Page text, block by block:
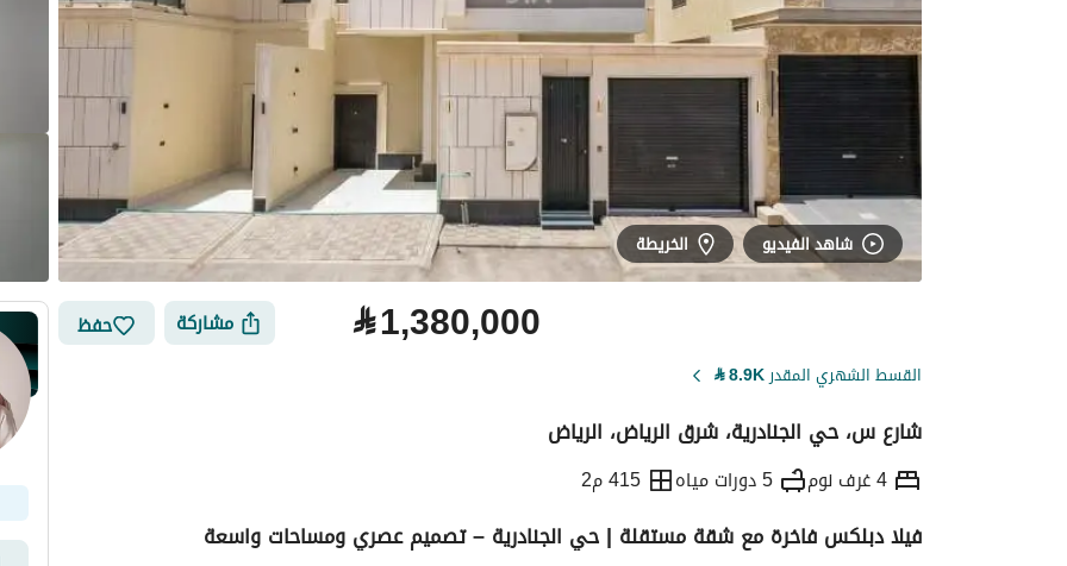
شاهد الفيديو الخريطة
⃁1,380,000 مشاركة حفظ
القسط الشهري المقدر8.9K
⃁
شارع س، حي الجنادرية، شرق الرياض، الرياض
4 غرف نوم 5 دورات مياه 415 م2
فيلا دبلكس فاخرة مع شقة مستقلة | حي الجنادرية – تصميم عصري ومساحات واسعة